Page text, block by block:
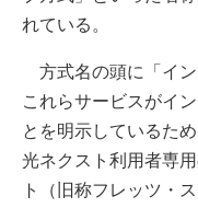
れている。
方式名の頭に「イン
これらサービスがイ
とを明示しているた
光ネクスト利用者専
ト（旧称フレッツ・